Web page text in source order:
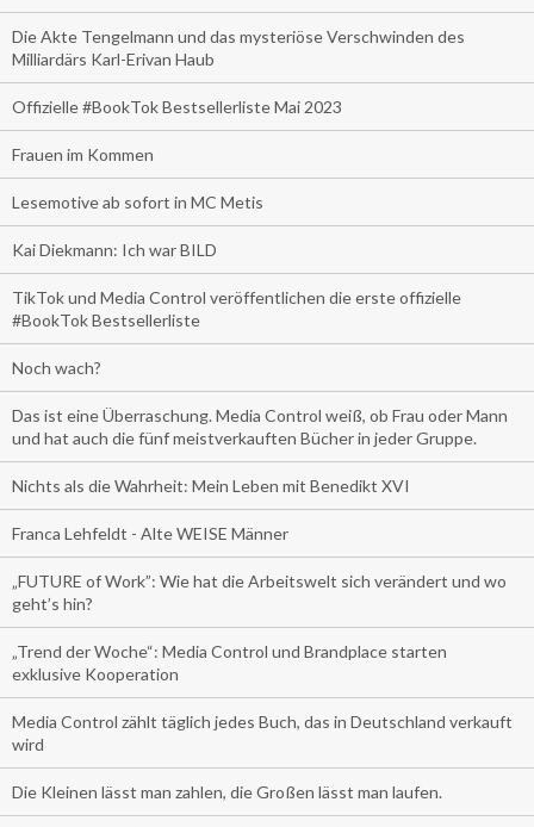
Die Akte Tengelmann und das mysteriöse Verschwinden des
Milliardärs Karl-Erivan Haub
Offizielle #BookTok Bestsellerliste Mai 2023
Frauen im Kommen
Lesemotive ab sofort in MC Metis
Kai Diekmann: Ich war BILD
TikTok und Media Control veröffentlichen die erste offizielle
#BookTok Bestsellerliste
Noch wach?
Das ist eine Überraschung. Media Control weiß, ob Frau oder Mann
und hat auch die fünf meistverkauften Bücher in jeder Gruppe.
Nichts als die Wahrheit: Mein Leben mit Benedikt XVI
Franca Lehfeldt - Alte WEISE Männer
„FUTURE of Work”: Wie hat die Arbeitswelt sich verändert und wo
geht’s hin?
„Trend der Woche“: Media Control und Brandplace starten
exklusive Kooperation
Media Control zählt täglich jedes Buch, das in Deutschland verkauft
wird
Die Kleinen lässt man zahlen, die Großen lässt man laufen.